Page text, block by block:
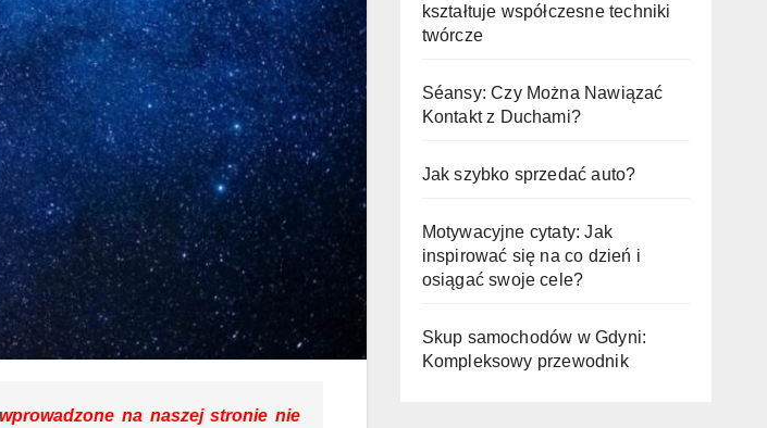
na naszej stronie nie
kształtuje współczesne techniki
twórcze
Séansy: Czy Można Nawiązać
Kontakt z Duchami?
Jak szybko sprzedać auto?
Motywacyjne cytaty: Jak
inspirować się na co dzień i
osiągać swoje cele?
Skup samochodów w Gdyni:
Kompleksowy przewodnik